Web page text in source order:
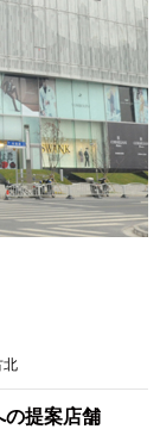
北
の提案店舗